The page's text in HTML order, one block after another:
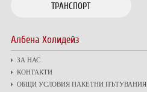
ТРАНСПОРТ
Албена Холидейз
ЗА НАС
КОНТАКТИ
ОБЩИ УСЛОВИЯ ПАКЕТНИ ПЪТУВАНИЯ